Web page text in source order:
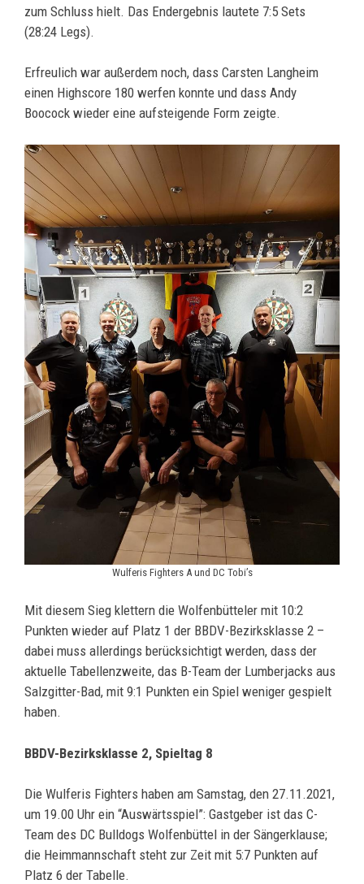
zum Schluss hielt. Das Endergebnis lautete 7:5 Sets
(28:24 Legs).
Erfreulich war außerdem noch, dass Carsten Langheim
einen Highscore 180 werfen konnte und dass Andy
Boocock wieder eine aufsteigende Form zeigte.
Wulferis Fighters A und DC Tobi’s
Mit diesem Sieg klettern die Wolfenbütteler mit 10:2
Punkten wieder auf Platz 1 der BBDV-Bezirksklasse 2 –
dabei muss allerdings berücksichtigt werden, dass der
aktuelle Tabellenzweite, das B-Team der Lumberjacks aus
Salzgitter-Bad, mit 9:1 Punkten ein Spiel weniger gespielt
haben.
BBDV-Bezirksklasse 2, Spieltag 8
Die Wulferis Fighters haben am Samstag, den 27.11.2021,
um 19.00 Uhr ein “Auswärtsspiel”: Gastgeber ist das C-
Team des DC Bulldogs Wolfenbüttel in der Sängerklause;
die Heimmannschaft steht zur Zeit mit 5:7 Punkten auf
Platz 6 der Tabelle.